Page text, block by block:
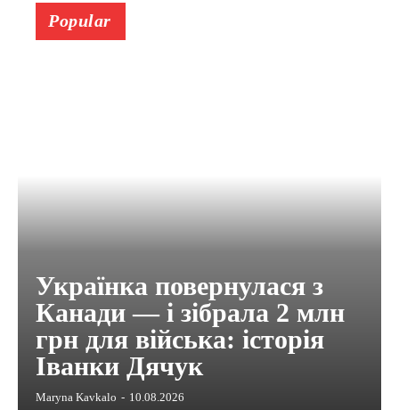
Popular
Українка повернулася з
Канади — і зібрала 2 млн
грн для війська: історія
Іванки Дячук
Maryna Kavkalo - 10.08.2026